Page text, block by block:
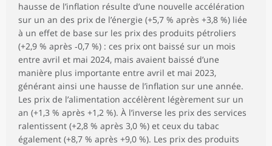
hausse de l’inflation résulte d’une nouvelle accélération
sur un an des prix de l’énergie (+5,7 % après +3,8 %) liée
à un effet de base sur les prix des produits pétroliers
(+2,9 % après ‑0,7 %) : ces prix ont baissé sur un mois
entre avril et mai 2024, mais avaient baissé d’une
manière plus importante entre avril et mai 2023,
générant ainsi une hausse de l’inflation sur une année.
Les prix de l’alimentation accélèrent légèrement sur un
an (+1,3 % après +1,2 %). À l’inverse les prix des services
ralentissent (+2,8 % après 3,0 %) et ceux du tabac
également (+8,7 % après +9,0 %). Les prix des produits